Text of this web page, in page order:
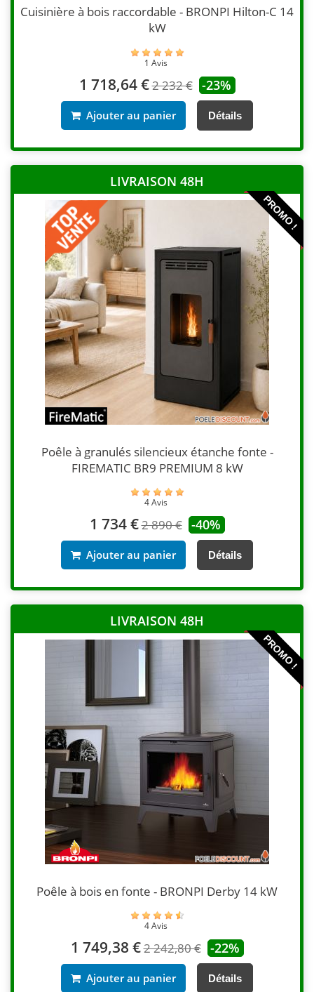
Cuisinière à bois raccordable - BRONPI Hilton-C 14
kW
1 Avis
1 718,64 €2 232 € -23%
Ajouter au panier Détails
LIVRAISON 48H
PROMO !
Poêle à granulés silencieux étanche fonte -
FIREMATIC BR9 PREMIUM 8 kW
4 Avis
1 734 €2 890 € -40%
Ajouter au panier Détails
LIVRAISON 48H
PROMO !
Poêle à bois en fonte - BRONPI Derby 14 kW
4 Avis
1 749,38 €2 242,80 € -22%
Ajouter au panier Détails